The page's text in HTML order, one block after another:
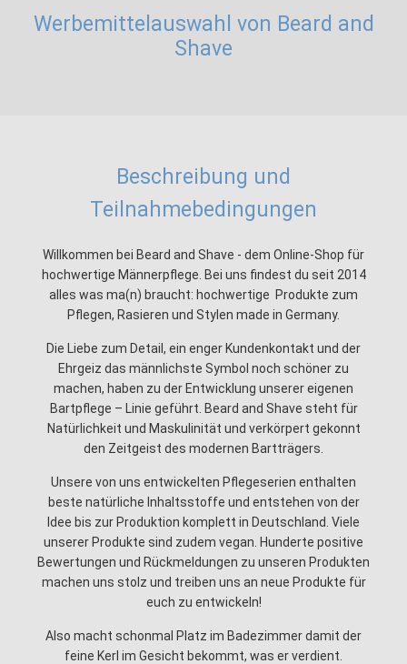
Werbemittelauswahl von Beard and
Shave
Beschreibung und
Teilnahmebedingungen
Willkommen bei Beard and Shave - dem Online-Shop für
hochwertige Männerpflege. Bei uns findest du seit 2014
alles was ma(n) braucht: hochwertige Produkte zum
Pflegen, Rasieren und Stylen made in Germany.
Die Liebe zum Detail, ein enger Kundenkontakt und der
Ehrgeiz das männlichste Symbol noch schöner zu
machen, haben zu der Entwicklung unserer eigenen
Bartpflege – Linie geführt. Beard and Shave steht für
Natürlichkeit und Maskulinität und verkörpert gekonnt
den Zeitgeist des modernen Bartträgers.
Unsere von uns entwickelten Pflegeserien enthalten
beste natürliche Inhaltsstoffe und entstehen von der
Idee bis zur Produktion komplett in Deutschland. Viele
unserer Produkte sind zudem vegan. Hunderte positive
Bewertungen und Rückmeldungen zu unseren Produkten
machen uns stolz und treiben uns an neue Produkte für
euch zu entwickeln!
Also macht schonmal Platz im Badezimmer damit der
feine Kerl im Gesicht bekommt, was er verdient.